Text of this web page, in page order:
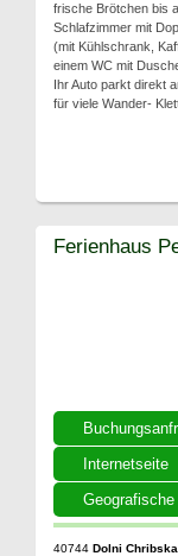
frische Brötchen bis
Schlafzimmer mit
(mit Kühlschrank,
einem WC mit
Ihr Auto parkt direkt
für viele Wander-
Internetseite
Geografische
Ferienhaus
40744 Dolni Chribska